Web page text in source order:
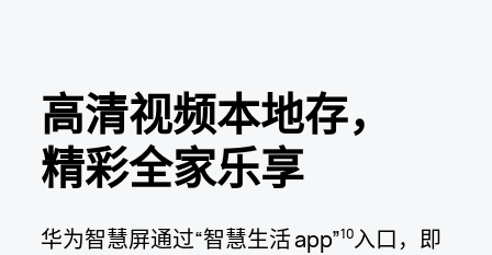
高清视频本地存，
精彩全家乐享
华为智慧屏通过“智慧生活 app”10入口，即